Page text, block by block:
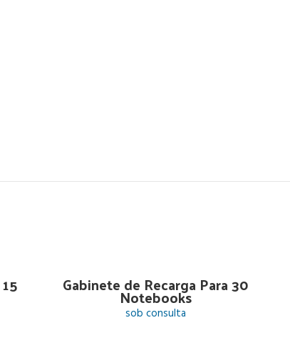
Gabinete de Recarga Para 30
Notebooks
sob consulta